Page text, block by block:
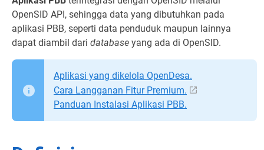
OpenSID API, sehingga data yang dibutuhkan pada
aplikasi PBB, seperti data penduduk maupun lainnya
dapat diambil dari database yang ada di OpenSID.
Aplikasi yang dikelola OpenDesa.
Cara Langganan Fitur Premium.
Panduan Instalasi Aplikasi PBB.